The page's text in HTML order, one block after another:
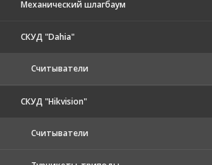
Механический шлагбаум
СКУД "Dahia"
Считыватели
СКУД "Hikvision"
Считыватели